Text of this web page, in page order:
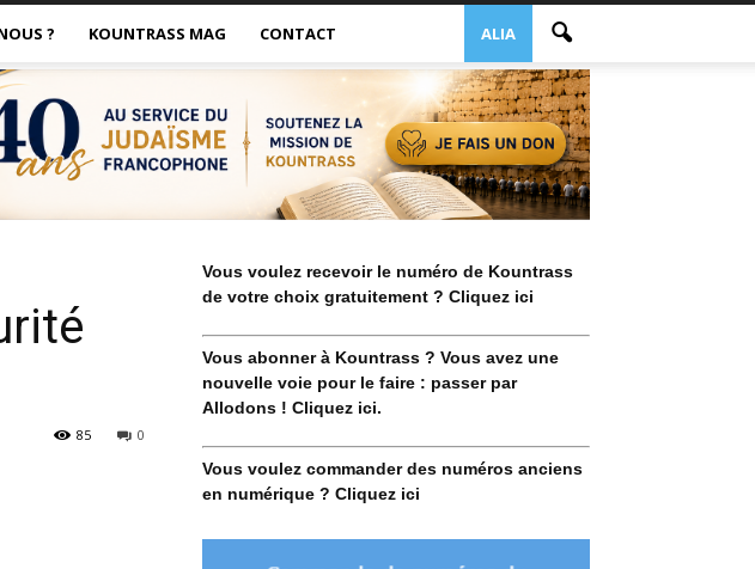
ALIA
? KOUNTRASS MAG CONTACT
0
85
Vous voulez recevoir le numéro de Kountrass
de votre choix gratuitement ? Cliquez ici
Vous abonner à Kountrass ? Vous avez une
nouvelle voie pour le faire : passer par
Allodons ! Cliquez ici.
Vous voulez commander des numéros anciens
en numérique ? Cliquez ici